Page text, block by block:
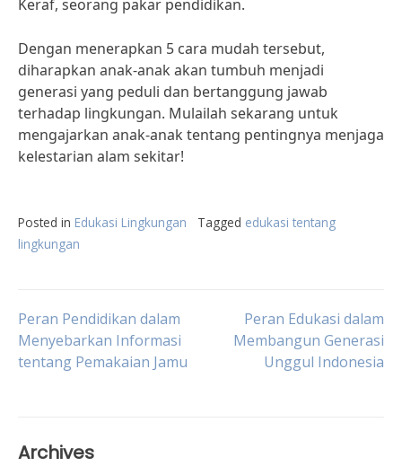
Keraf, seorang pakar pendidikan.
Dengan menerapkan 5 cara mudah tersebut,
diharapkan anak-anak akan tumbuh menjadi
generasi yang peduli dan bertanggung jawab
terhadap lingkungan. Mulailah sekarang untuk
mengajarkan anak-anak tentang pentingnya menjaga
kelestarian alam sekitar!
Posted in Edukasi Lingkungan Tagged edukasi tentang
lingkungan
Post
navigation
Peran Pendidikan dalam
Menyebarkan Informasi
tentang Pemakaian Jamu
Peran Edukasi dalam
Membangun Generasi
Unggul Indonesia
Archives